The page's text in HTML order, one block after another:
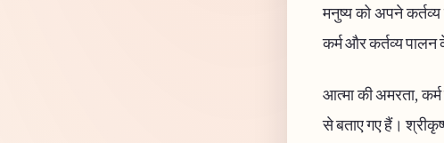
मनुष्य को अपने
कर्म और कर्तव्य पालन
आत्मा की अमरता,
से बताए गए हैं।